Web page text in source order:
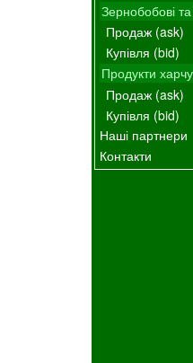
Зернобобові та
Продаж (ask)
Купівля (bid)
Продукти
Продаж (ask)
Купівля (bid)
Наші партнери
Контакти